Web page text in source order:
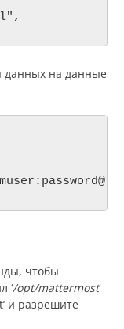
данных на данные
чтобы
‘/opt/mattermost‘
и разрешите